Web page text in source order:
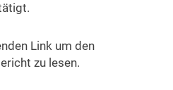
Link um den
zu lesen.